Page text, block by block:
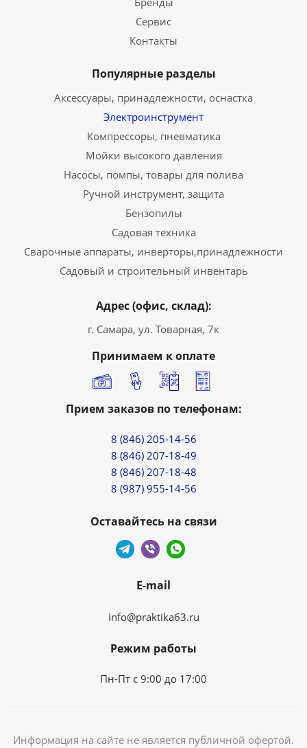
Сервис
Контакты
Популярные разделы
Аксессуары, принадлежности, оснастка
Электроинструмент
Компрессоры, пневматика
Мойки высокого давления
Насосы, помпы, товары для полива
Ручной инструмент, защита
Бензопилы
Садовая техника
Сварочные аппараты, инверторы,принадлежности
Садовый и строительный инвентарь
Адрес (офис, склад):
г. Самара, ул. Товарная, 7к
Принимаем к оплате
Прием заказов по телефонам:
8 (846) 205-14-56
8 (846) 207-18-49
8 (846) 207-18-48
8 (987) 955-14-56
Оставайтесь на связи
E-mail
info@praktika63.ru
Режим работы
Пн-Пт с 9:00 до 17:00
Информация на сайте не является публичной офертой.